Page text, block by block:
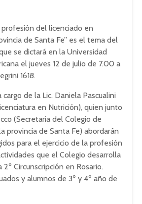
profesión del licenciado en
de Santa Fe” es el tema del
se dictará en la Universidad
el jueves 12 de julio de 7.00 a
1618.
cargo de la Lic. Daniela Pascualini
en Nutrición), quien junto
(Secretaria del Colegio de
provincia de Santa Fe) abordarán
para el ejercicio de la profesión
que el Colegio desarrolla
Circunscripción en Rosario.
y alumnos de 3º y 4º año de